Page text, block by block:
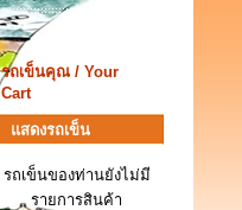
รถเข็นคุณ / Your
Cart
แสดงรถเข็น
รถเข็นของท่านยังไม่มี
รายการสินค้า